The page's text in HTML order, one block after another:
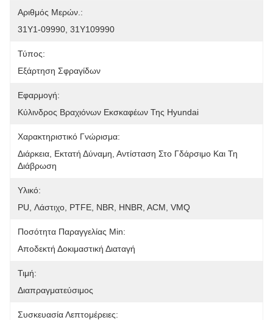
Αριθμός Μερών.:
31Y1-09990, 31Y109990
Τύπος:
Εξάρτηση Σφραγίδων
Εφαρμογή:
Κύλινδρος Βραχιόνων Εκσκαφέων Της Hyundai
Χαρακτηριστικό Γνώρισμα:
Διάρκεια, Εκτατή Δύναμη, Αντίσταση Στο Γδάρσιμο Και Τη
Διάβρωση
Υλικό:
PU, Λάστιχο, PTFE, NBR, HNBR, ACM, VMQ
Ποσότητα Παραγγελίας Min:
Αποδεκτή Δοκιμαστική Διαταγή
Τιμή:
Διαπραγματεύσιμος
Συσκευασία Λεπτομέρειες: